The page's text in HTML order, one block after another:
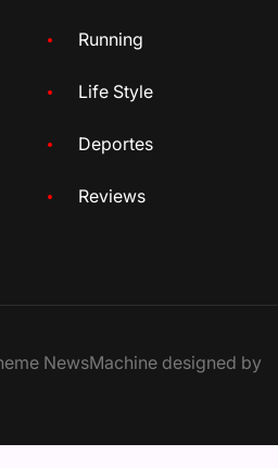
Running
Life Style
Deportes
Reviews
NewsMachine designed by